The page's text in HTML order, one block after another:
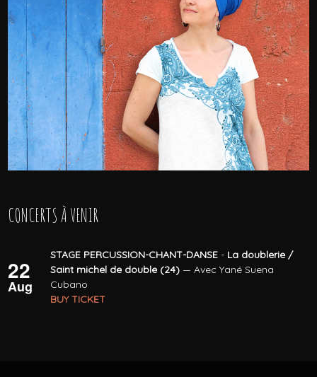
CONCERTS À VENIR
22
Aug
STAGE PERCUSSION-CHANT-DANSE - La doublerie /
Saint michel de double (24) — Avec Yané Suena
Cubano
BUY TICKET